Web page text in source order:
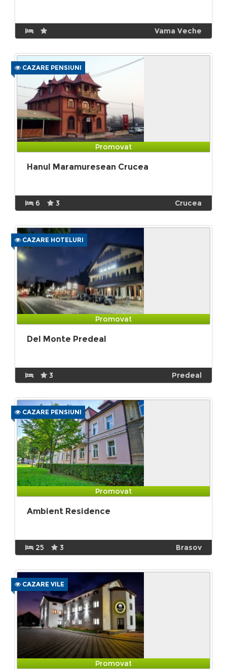
Vama Veche
CAZARE PENSIUNI
Promovat
Hanul Maramuresean Crucea
6 3 Crucea
CAZARE HOTELURI
Promovat
Del Monte Predeal
3 Predeal
CAZARE PENSIUNI
Promovat
Ambient Residence
25 3 Brasov
CAZARE VILE
Promovat